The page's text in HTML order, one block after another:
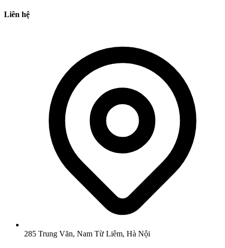
Liên hệ
285 Trung Văn, Nam Từ Liêm, Hà Nội